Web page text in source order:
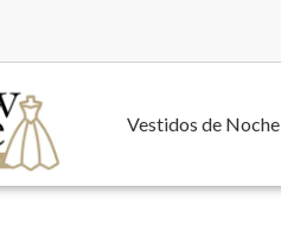
Vestidos de Noche